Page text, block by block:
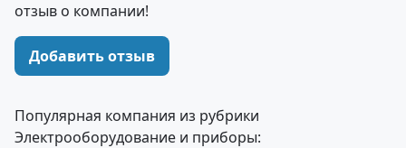
отзыв о компании!
Добавить отзыв
Популярная компания из рубрики
Электрооборудование и приборы: